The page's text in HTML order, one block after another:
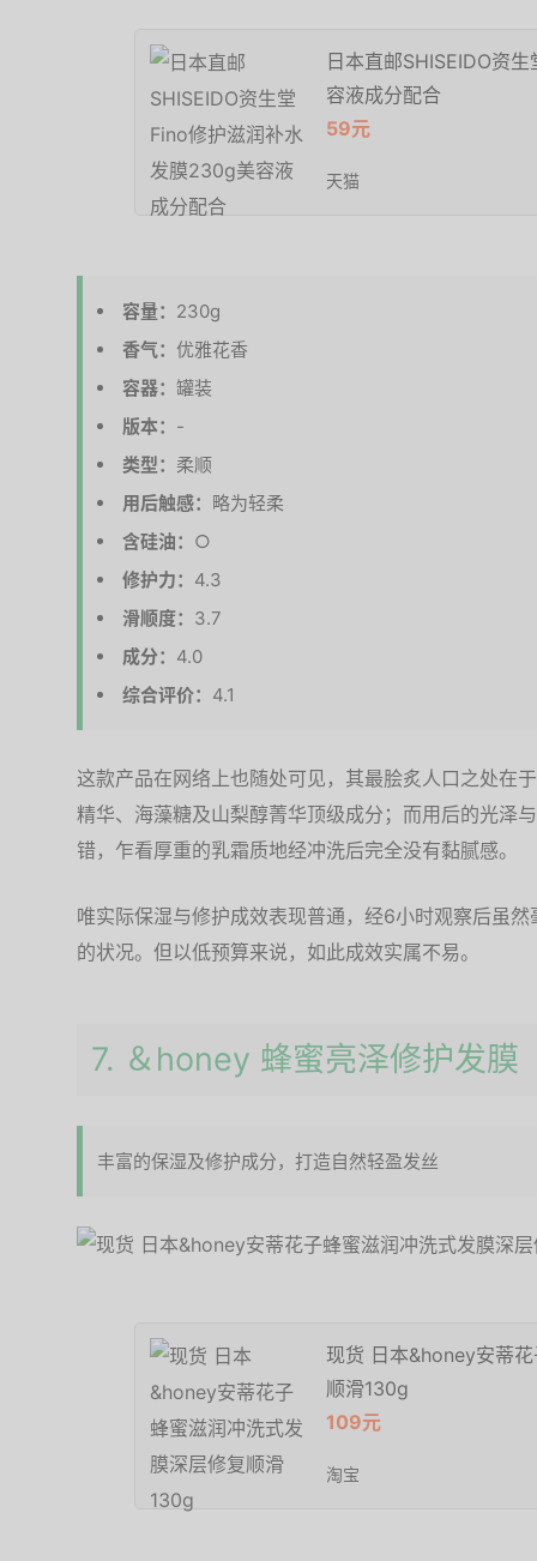
日本直邮SHISEIDO资
容液成分配合
59元
天猫
容量： 230g
香气： 优雅花香
容器： 罐装
版本： -
类型： 柔顺
用后触感： 略为轻柔
含硅油： ○
修护力： 4.3
滑顺度： 3.7
成分： 4.0
综合评价： 4.1
这款产品在网络上也随处可见，其最脍炙人口之处在
精华、海藻糖及山梨醇菁华顶级成分；而用后的光泽
错，乍看厚重的乳霜质地经冲洗后完全没有黏腻感。
唯实际保湿与修护成效表现普通，经6小时观察后虽
的状况。但以低预算来说，如此成效实属不易。
7. ＆honey 蜂蜜亮泽修护发膜
丰富的保湿及修护成分，打造自然轻盈发丝
现货 日本&honey安蒂
顺滑130g
109元
淘宝